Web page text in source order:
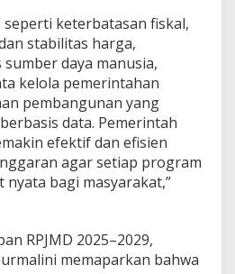
keterbatasan fiskal,
stabilitas harga,
daya manusia,
kelola pemerintahan
pembangunan yang
data. Pemerintah
efektif dan efisien
agar setiap program
bagi masyarakat,”
RPJMD 2025–2029,
memaparkan bahwa